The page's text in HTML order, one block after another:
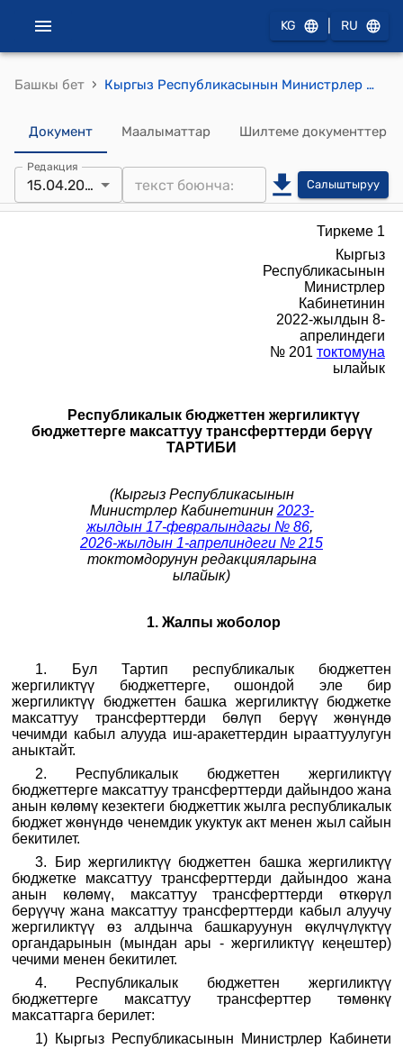
KG RU
Башкы бет › Кыргыз Республикасынын Министрлер Кабинетинин 2022-жылдын 8-апрелиндеги № 201 "Республикалык бюджеттен жергиликтүү бюджеттерге максаттуу трансферттерди берүү" тартиби
Документ Маалыматтар Шилтеме документтер
Редакция
15.04.2026 Салыштыруу